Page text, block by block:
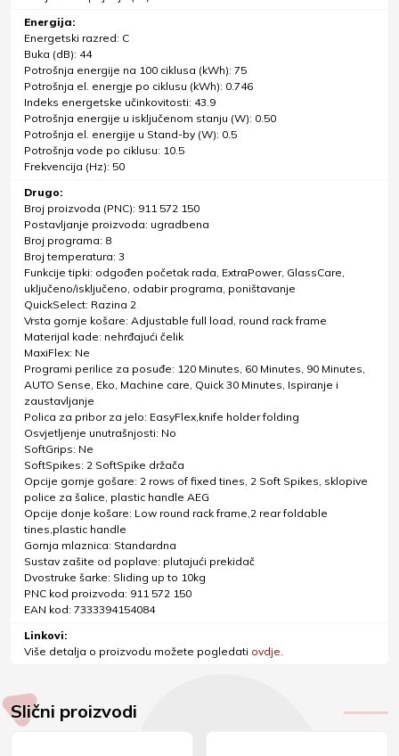
Energija:
Energetski razred: C
Buka (dB): 44
Potrošnja energije na 100 ciklusa (kWh): 75
Potrošnja el. energje po ciklusu (kWh): 0.746
Indeks energetske učinkovitosti: 43.9
Potrošnja energije u isključenom stanju (W): 0.50
Potrošnja el. energije u Stand-by (W): 0.5
Potrošnja vode po ciklusu: 10.5
Frekvencija (Hz): 50
Drugo:
Broj proizvoda (PNC): 911 572 150
Postavljanje proizvoda: ugradbena
Broj programa: 8
Broj temperatura: 3
Funkcije tipki: odgođen početak rada, ExtraPower, GlassCare,
uključeno/isključeno, odabir programa, poništavanje
QuickSelect: Razina 2
Vrsta gornje košare: Adjustable full load, round rack frame
Materijal kade: nehrđajući čelik
MaxiFlex: Ne
Programi perilice za posuđe: 120 Minutes, 60 Minutes, 90 Minutes,
AUTO Sense, Eko, Machine care, Quick 30 Minutes, Ispiranje i
zaustavljanje
Polica za pribor za jelo: EasyFlex,knife holder folding
Osvjetljenje unutrašnjosti: No
SoftGrips: Ne
SoftSpikes: 2 SoftSpike držača
Opcije gornje gošare: 2 rows of fixed tines, 2 Soft Spikes, sklopive
police za šalice, plastic handle AEG
Opcije donje košare: Low round rack frame,2 rear foldable
tines,plastic handle
Gornja mlaznica: Standardna
Sustav zašite od poplave: plutajući prekidač
Dvostruke šarke: Sliding up to 10kg
PNC kod proizvoda: 911 572 150
EAN kod: 7333394154084
Linkovi:
Više detalja o proizvodu možete pogledati ovdje.
Slični proizvodi